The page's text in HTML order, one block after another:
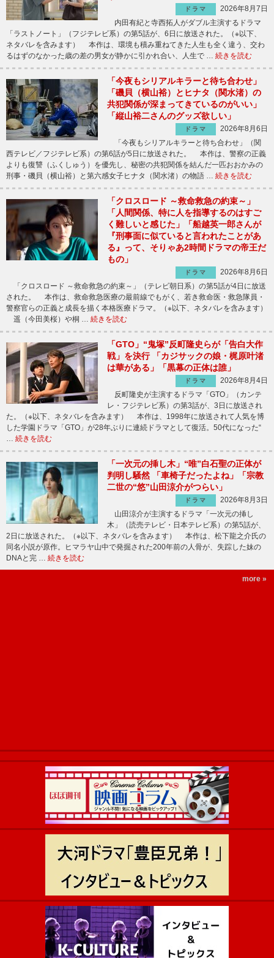
ドラマ
2026年8月7日
内田有紀と寺西拓人がダブル主演するドラマ
「ラストノート」（フジテレビ系）の第5話が、6日に放送された。（※以下、
ネタバレを含みます） 本作は、環境も積み重ねてきた人生も全く違う、交わ
るはずのなかった歳の差の男女が静かに引かれ合い、人生で … 続きを読む
「今夜もシリアルキラーと待ち合わせ」
「磯貝（横山裕）とヒナタ（関水渚）の
共犯関係が深まってきているのがいい」
「縦山裕二さんのグッズ欲しい」
ドラマ
2026年8月6日
「今夜もシリアルキラーと待ち合わせ」（関
西テレビ／フジテレビ系）の第6話が5日に放送された。 本作は、警察の正義
よりも復讐（ふくしゅう）を優先し、秘密の共犯関係を結んだ一匹おおかみの
刑事・磯貝（横山裕）と第六感女子ヒナタ（関水渚）の物語 … 続きを読む
「クロスロード ～救命救急の約束～」
「人間関係、特に人を指導するのはすご
く難しいと感じた」「船越英一郎さんが
『刑事面に似ていると言われたことがあ
る』って、そりゃあ2時間ドラマの帝王だ
もの」
ドラマ
2026年8月6日
「クロスロード ～救命救急の約束～」（テレビ朝日系）の第5話が4日に放送
された。 本作は、救命救急医療の最前線でもがく、若き救命医・救急隊員・
警察官らの正義と成長を描く本格医療ドラマ。（※以下、ネタバレを含みます）
遥（今田美桜）や桐 … 続きを読む
「GTO」“鬼塚”反町隆史らが「告白大作
戦」を決行 「カジサックの娘・梶原叶渚
は華がある」「黒幕の正体は誰」
ドラマ
2026年8月4日
反町隆史が主演するドラマ「GTO」（カンテ
レ・フジテレビ系）の第3話が、3日に放送され
た。（※以下、ネタバレを含みます） 本作は、1998年に放送されて人気を博
した学園ドラマ「GTO」が28年ぶりに連続ドラマとして復活。50代になった“
… 続きを読む
「一次元の挿し木」“唯”白石聖の正体が
判明し騒然 「車椅子だったよね」「宗教
二世の“悠”山田涼介がつらい」
ドラマ
2026年8月3日
山田涼介が主演するドラマ「一次元の挿し
木」（読売テレビ・日本テレビ系）の第5話が、
2日に放送された。（※以下、ネタバレを含みます） 本作は、松下龍之介氏の
同名小説が原作。ヒマラヤ山中で発掘された200年前の人骨が、失踪した妹の
DNAと完 … 続きを読む
more »